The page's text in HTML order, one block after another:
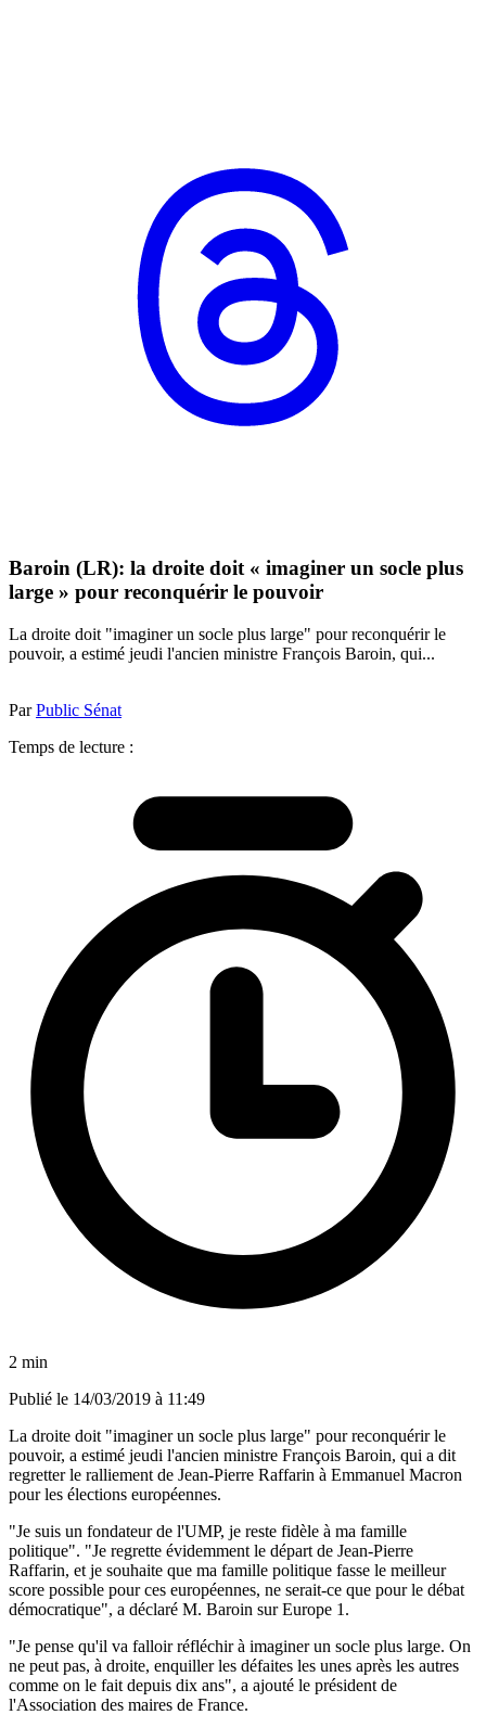
Baroin (LR): la droite doit « imaginer un socle plus
large » pour reconquérir le pouvoir
La droite doit "imaginer un socle plus large" pour reconquérir le
pouvoir, a estimé jeudi l'ancien ministre François Baroin, qui...
ParPublic Sénat
Temps de lecture :
2 min
Publié le 14/03/2019 à 11:49
La droite doit "imaginer un socle plus large" pour reconquérir le
pouvoir, a estimé jeudi l'ancien ministre François Baroin, qui a dit
regretter le ralliement de Jean-Pierre Raffarin à Emmanuel Macron
pour les élections européennes.
"Je suis un fondateur de l'UMP, je reste fidèle à ma famille
politique". "Je regrette évidemment le départ de Jean-Pierre
Raffarin, et je souhaite que ma famille politique fasse le meilleur
score possible pour ces européennes, ne serait-ce que pour le débat
démocratique", a déclaré M. Baroin sur Europe 1.
"Je pense qu'il va falloir réfléchir à imaginer un socle plus large. On
ne peut pas, à droite, enquiller les défaites les unes après les autres
comme on le fait depuis dix ans", a ajouté le président de
l'Association des maires de France.